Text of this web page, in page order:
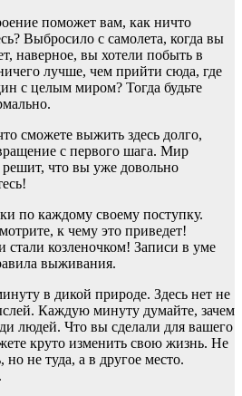
поможет вам, как ничто
Выбросило с самолета, когда вы
наверное, вы хотели побыть в
лучше, чем прийти сюда, где
с целым миром? Тогда будьте
сможете выжить здесь долго,
с первого шага. Мир
решит, что вы уже довольно
по каждому своему поступку.
к чему это приведет!
козленочком! Записи в уме
выживания.
в дикой природе. Здесь нет не
Каждую минуту думайте, зачем
людей. Что вы сделали для вашего
круто изменить свою жизнь. Не
не туда, а в другое место.